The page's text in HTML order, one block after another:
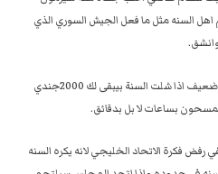
اهل السنه مثل ما فعل الجيش السوري الذي
اذن حتى الجيش العماني ضعيف اذا شلت السنة بيبقى لك 2000جندي
بساعات لا بل بدقائق.
فكرة الاتحاد الخليجي لانه يكره السنه